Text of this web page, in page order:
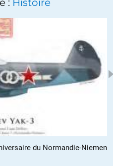
d’ A. France disant qu’on se
se battre pour notre pays,
: Histoire
du Normandie-Niemen